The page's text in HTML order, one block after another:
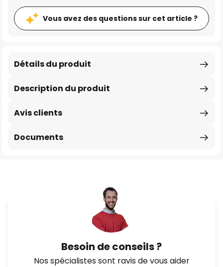
Vous avez des questions sur cet article ?
Description du produit
Détails du produit
Avis clients
Documents
Besoin de conseils ?
Nos spécialistes sont ravis de vous aider